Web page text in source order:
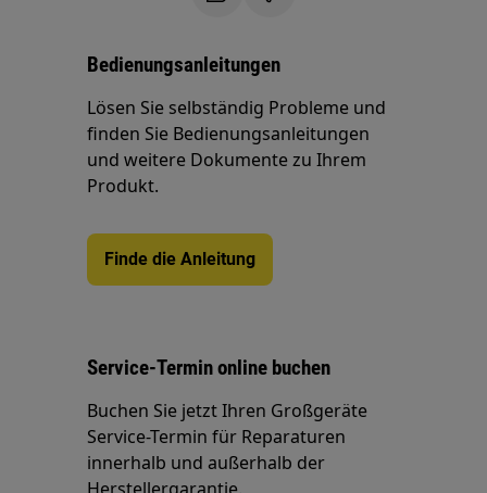
Bedienungsanleitungen
Lösen Sie selbständig Probleme und
finden Sie Bedienungsanleitungen
und weitere Dokumente zu Ihrem
Produkt.
Finde die Anleitung
Service-Termin online buchen
Buchen Sie jetzt Ihren Großgeräte
Service-Termin für Reparaturen
innerhalb und außerhalb der